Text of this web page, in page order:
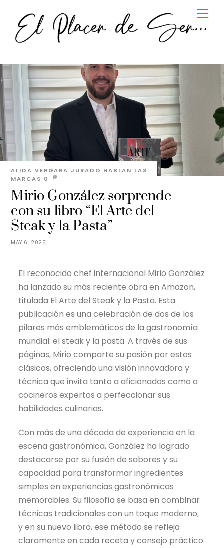
content
MAY 6, 2025
Mirio González sorprende
con su libro “El Arte del
Steak y la Pasta”
ALIDA VERGARA JURADO HABLAN LAS
MARCAS 0
El reconocido chef internacional Mirio González
ha lanzado su más reciente obra en Amazon,
titulada El Arte del Steak y la Pasta. Esta
publicación es una celebración de dos de los
pilares más emblemáticos de la gastronomía
mundial: el steak y la pasta. A través de sus
páginas, Mirio comparte su pasión por estos
clásicos, ofreciendo una visión innovadora y
técnica que invita tanto a aficionados como a
cocineros expertos a perfeccionar sus
habilidades culinarias.
Con más de una década de experiencia en la
escena gastronómica, González ha logrado
destacarse por su fusión de sabores y su
capacidad para transformar ingredientes
simples en experiencias gastronómicas
memorables. Su filosofía se basa en combinar
técnicas tradicionales con un toque moderno,
y en su nuevo libro, ese método se refleja
claramente en cada receta y consejo práctico.